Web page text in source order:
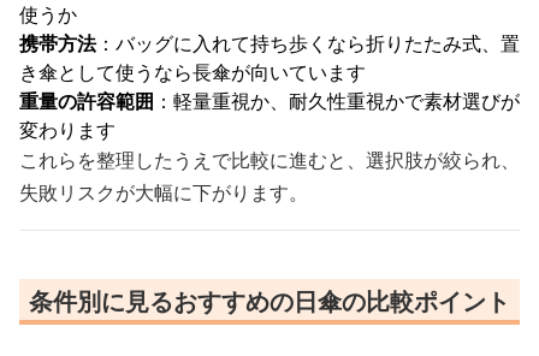
使うか
携帯方法：バッグに入れて持ち歩くなら折りたたみ式、置
き傘として使うなら長傘が向いています
重量の許容範囲 ：軽量重視か、耐久性重視かで素材選びが
変わります
これらを整理したうえで比較に進むと、選択肢が絞られ、
失敗リスクが大幅に下がります。
条件別に見るおすすめの日傘の比較ポイント